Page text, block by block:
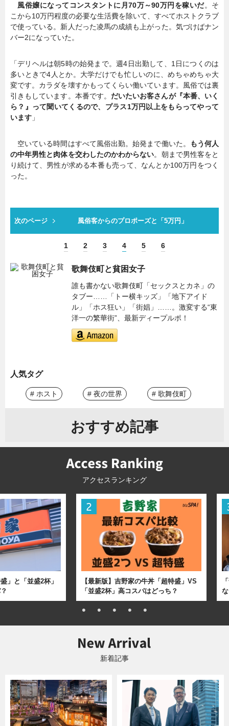
風俗嬢になってコンスタントに月70万～90万円を稼いだ。そ
こから10万円程度の必要な生活費を除いて、すべてホストクラブ
で使っている。新人だった凌馬の成績も上がった。気づけばナン
バー2になっていた。
「デリヘルは朝5時の始発まで。週4日出勤して、1日につくのは
多いときで4人とか。大学だけでも忙しいのに、めちゃめちゃ大
変です。カラダを壊すかもってくらい働いています。風俗では裏
引きもしています。本番です。 だいたいお客さんが『本番、いく
ら？』って聞いてくるので、プラス1万円以上をもらってやって
います 」
空いている時間はすべて風俗出勤。始発まで働いた。
もう何人
の中年男性と肉体を交わしたのかわからない。朝まで男性客をと
り続けて、男性が求める本番も売って、なんとか100万円をつく
った。
次のページ 風俗客からのプロポーズと「5万円」
1 2 3 4 5 6
歌舞伎町と貧困女子
誰も書かない歌舞伎町「セックスとカネ」の
タブー……「トー横キッズ」「地下アイド
ル」「ホス狂い」「街娼」……。激変する“東
洋一の繁華街”、最新ディープルポ！
人気タグ
# ホスト # 夜の世界 # 歌舞伎町
おすすめ記事
アクセスランキング
」と「並盛2杯」
【最新版】吉野家の牛丼「超特盛」VS
「並盛2杯」高コスパはどっち？
新着記事